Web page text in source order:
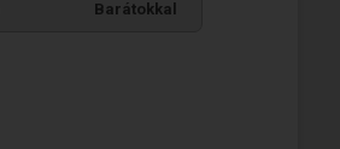
Barátokkal